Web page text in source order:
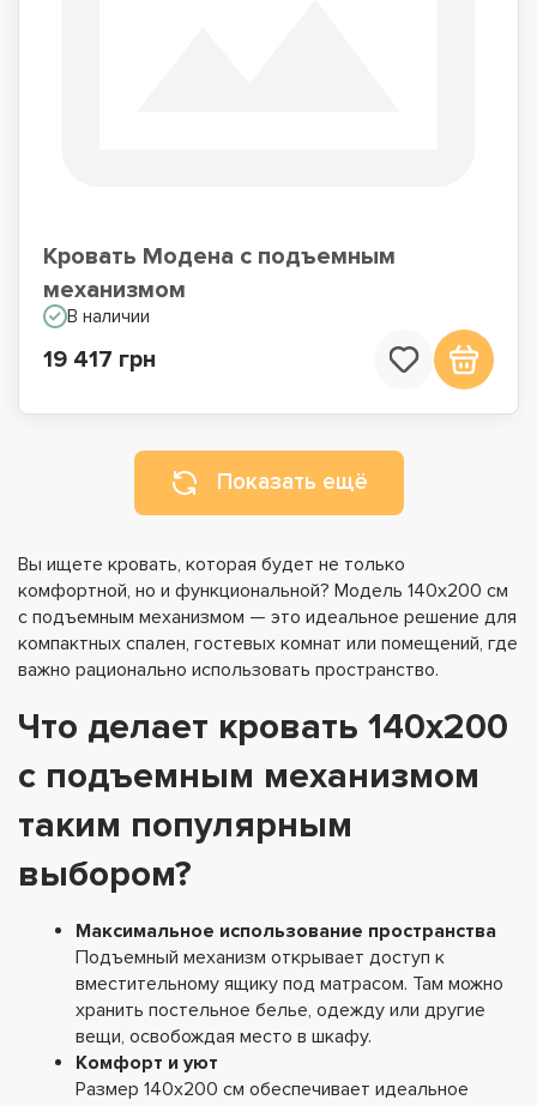
Кровать Модена с подъемным
механизмом
В наличии
19 417 грн
Показать ещё
Вы ищете кровать, которая будет не только
комфортной, но и функциональной? Модель 140х200 см
с подъемным механизмом — это идеальное решение для
компактных спален, гостевых комнат или помещений, где
важно рационально использовать пространство.
Что делает кровать 140х200
с подъемным механизмом
таким популярным
выбором?
Максимальное использование пространства
Подъемный механизм открывает доступ к
вместительному ящику под матрасом. Там можно
хранить постельное белье, одежду или другие
вещи, освобождая место в шкафу.
Комфорт и уют
Размер 140х200 см обеспечивает идеальное